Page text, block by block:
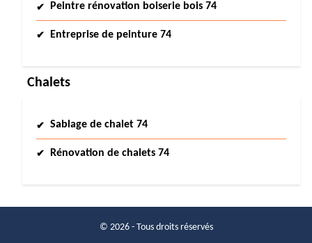
Peintre rénovation boiserie bois 74
Entreprise de peinture 74
Chalets
Sablage de chalet 74
Rénovation de chalets 74
© 2026 - Tous droits réservés